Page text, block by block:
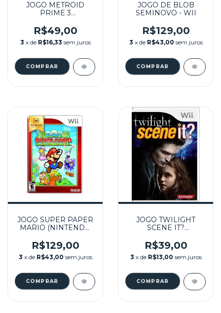
JOGO METROID
PRIME 3
(ENCARTE
REIMPRESSO)
SEMINOVO - WII
R$49,00
3 x de R$16,33 sem juros
JOGO DE BLOB
SEMINOVO - WII
R$129,00
3 x de R$43,00 sem juros
JOGO SUPER PAPER
MARIO (NINTENDO
- NINTENDO WII
R$129,00
3 x de R$43,00 sem juros
JOGO TWILIGHT
SCENE IT?
R$39,00
3 x de R$13,00 sem juros